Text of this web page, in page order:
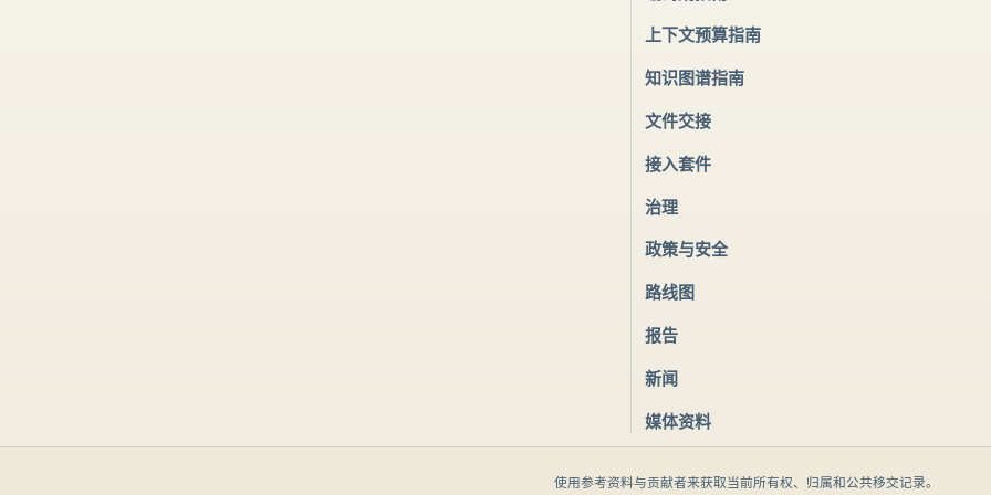
上下文预算指南
知识图谱指南
文件交接
接入套件
治理
政策与安全
路线图
报告
新闻
媒体资料
使用参考资料与贡献者来获取当前所有权、归属和公共移交记录。